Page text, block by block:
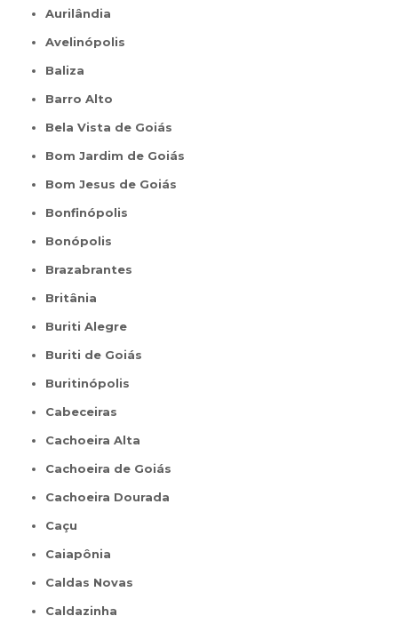
Aurilândia
Avelinópolis
Baliza
Barro Alto
Bela Vista de Goiás
Bom Jardim de Goiás
Bom Jesus de Goiás
Bonfinópolis
Bonópolis
Brazabrantes
Britânia
Buriti Alegre
Buriti de Goiás
Buritinópolis
Cabeceiras
Cachoeira Alta
Cachoeira de Goiás
Cachoeira Dourada
Caçu
Caiapônia
Caldas Novas
Caldazinha